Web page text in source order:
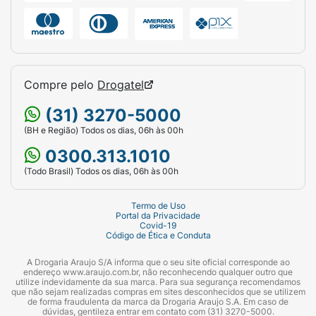
Ingredientes:
Água, álcool cetearílico, cloreto de
cetrimônio, glicerol, palmitato de isopropila,
dimeticona, perfume, óleo de soja, cloreto de
guar hidroxipropiltrimônio, éster metílico de
soja, óleo de coco, copolímero de
amodimeticona/morfolinometil
silsesquioxano, manteiga de karité, edetato
dissódico, pentaeritritil tetra-di-t-butil
hidroxi-hidrocinamato, cloreto de
estearalcônio, tridecete-5, manteiga da
semente de murumuru, manteiga da semente
de cupuaçu, butileno glicol, laurete-23,
cocoaminopropilamina/di-isocianato de
hexametileno/PEG-100, linalol, limoneno,
ácido cítrico, nitrato de magnésio,
Compre pelo Drogatel
(31) 3270-5000
(BH e Região) Todos os dias, 06h às 00h
0300.313.1010
(Todo Brasil) Todos os dias, 06h às 00h
Termo de Uso
Portal da Privacidade
Covid-19
Código de Ética e Conduta
A Drogaria Araujo S/A informa que o seu site oficial corresponde ao
endereço www.araujo.com.br, não reconhecendo qualquer outro que
utilize indevidamente da sua marca. Para sua segurança recomendamos
que não sejam realizadas compras em sites desconhecidos que se utilizem
de forma fraudulenta da marca da Drogaria Araujo S.A. Em caso de
dúvidas, gentileza entrar em contato com (31) 3270-5000.